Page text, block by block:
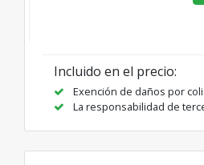
Incluido en el precio:
Exención de daños por
La responsabilidad de